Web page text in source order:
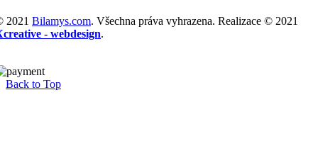
2021 Bilamys.com. Všechna práva vyhrazena. Realizace © 2021
- webdesign.
Back to Top